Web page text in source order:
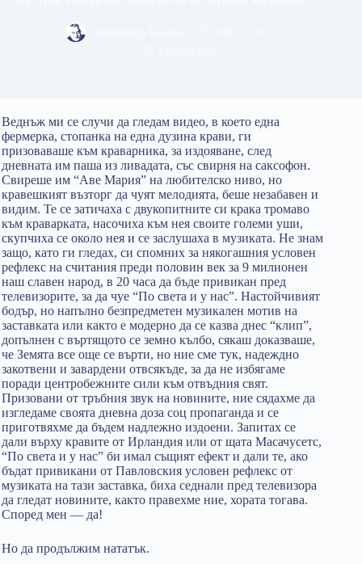
Веднъж ми се случи да гледам видео, в което една
фермерка, стопанка на една дузина крави, ги
призоваваше към краварника, за издояване, след
дневната им паша из ливадата, със свирня на саксофон.
Свиреше им “Аве Мария” на любителско ниво, но
кравешкият възторг да чуят мелодията, беше незабавен и
видим. Те се затичаха с двукопитните си крака тромаво
към краварката, насочиха към нея своите големи уши,
скупчиха се около нея и се заслушаха в музиката. Не знам
защо, като ги гледах, си спомних за някогашния условен
рефлекс на считания преди половин век за 9 милионен
наш славен народ, в 20 часа да бъде привикан пред
телевизорите, за да чуе “По света и у нас”. Настойчивият
бодър, но напълно безпредметен музикален мотив на
заставката или както е модерно да се казва днес “клип”,
допълнен с въртящото се земно кълбо, сякаш доказваше,
че Земята все още се върти, но ние сме тук, надеждно
закотвени и завардени отвсякъде, за да не избягаме
поради центробежните сили към отвъдния свят.
Призовани от тръбния звук на новините, ние сядахме да
изгледаме своята дневна доза соц пропаганда и се
приготвяхме да бъдем надлежно издоени. Запитах се
дали върху кравите от Ирландия или от щата Масачусетс,
“По света и у нас” би имал същият ефект и дали те, ако
бъдат привикани от Павловския условен рефлекс от
музиката на тази заставка, биха седнали пред телевизора
да гледат новините, както правехме ние, хората тогава.
Според мен — да!
Но да продължим нататък.